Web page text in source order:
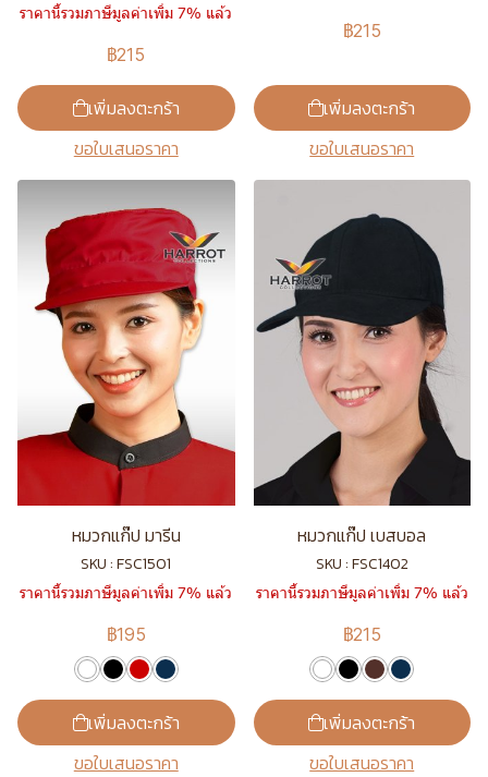
ราคานี้รวมภาษีมูลค่าเพิ่ม 7% แล้ว
฿215
เพิ่มลงตะกร้า
ขอใบเสนอราคา
฿215
เพิ่มลงตะกร้า
ขอใบเสนอราคา
หมวกแก๊ป มารีน
SKU : FSC1501
ราคานี้รวมภาษีมูลค่าเพิ่ม 7% แล้ว
฿195
เพิ่มลงตะกร้า
ขอใบเสนอราคา
หมวกแก๊ป เบสบอล
SKU : FSC1402
ราคานี้รวมภาษีมูลค่าเพิ่ม 7% แล้ว
฿215
เพิ่มลงตะกร้า
ขอใบเสนอราคา